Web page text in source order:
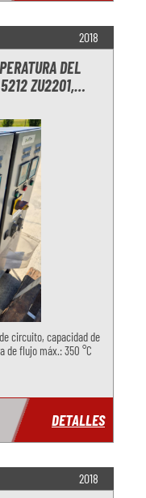
2018
DEL
5212 ZU2201,
circuito, capacidad de
de flujo máx.: 350 °C
DETALLES
2018